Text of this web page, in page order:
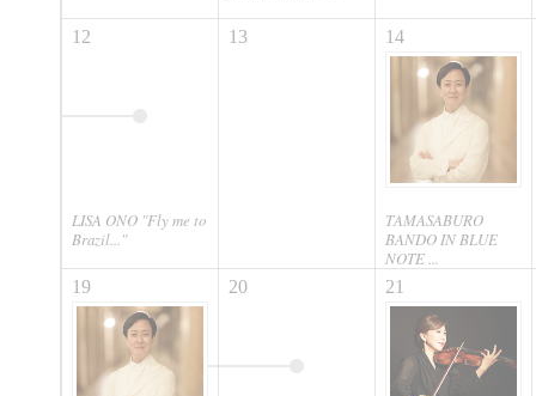
12
LISA ONO "Fly me to
Brazil..."
13 14
TAMASABURO
BANDO IN BLUE
NOTE ...
19
20 21